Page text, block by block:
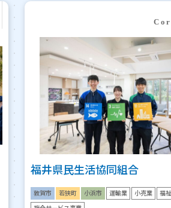
福井県民生活協同組合
敦賀市 若狭町 小浜市 運輸業 小売業 福